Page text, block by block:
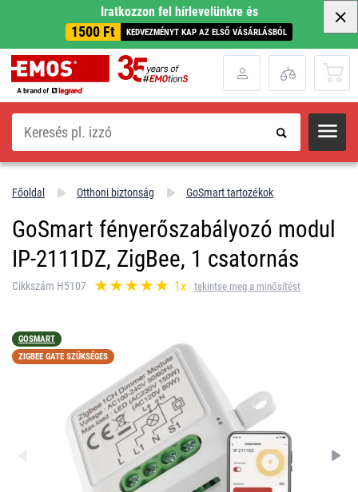
Iratkozzon fel hírlevelünkre és
1500 Ft KEDVEZMÉNYT KAP AZ ELSŐ VÁSÁRLÁSBÓL
Keresés
Főoldal Otthoni biztonság GoSmart tartozékok
GoSmart fényerőszabályozó modul
IP-2111DZ, ZigBee, 1 csatornás
Cikkszám H5107 1x tekintse meg a minősítést
GOSMART
ZIGBEE GATE SZÜKSÉGES